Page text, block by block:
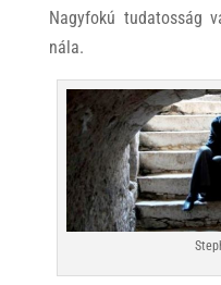
Nagyfokú tudatosság
nála.